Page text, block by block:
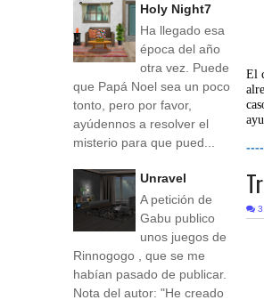
El
3
Holy Night7
Ha llegado esa
época del año
otra vez. Puede
que Papá Noel sea un poco
tonto, pero por favor,
ayúdennos a resolver el
misterio para que pued...
Unravel
A petición de
Gabu publico
unos juegos de
Rinnogogo , que se me
habían pasado de publicar.
Nota del autor: "He creado